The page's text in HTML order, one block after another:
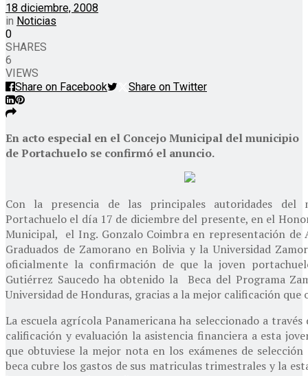
18 diciembre, 2008
in Noticias
0
SHARES
6
VIEWS
Share on Facebook
Share on Twitter
En acto especial en el Concejo Municipal del municipio
de Portachuelo se confirmó el anuncio.
Con la presencia de las principales autoridades del
Portachuelo el día 17 de diciembre del presente, en el
Municipal, el Ing. Gonzalo Coimbra en representación de
Graduados de Zamorano en Bolivia y la Universidad
oficialmente la confirmación de que la joven
Gutiérrez Saucedo ha obtenido la Beca del Programa
Universidad de Honduras, gracias a la mejor calificación que
La escuela agrícola Panamericana ha seleccionado a
calificación y evaluación la asistencia financiera a esta
que obtuviese la mejor nota en los exámenes de selección
beca cubre los gastos de sus matriculas trimestrales y la